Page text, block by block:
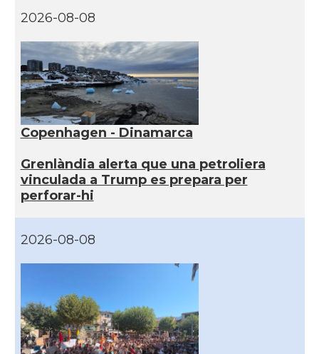
2026-08-08
Copenhagen - Dinamarca
Grenlàndia alerta que una petroliera
vinculada a Trump es prepara per
perforar-hi
2026-08-08